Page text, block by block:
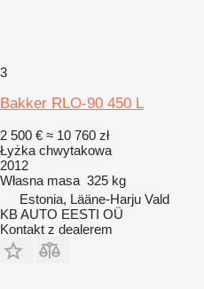
3
Bakker RLO-90 450 L
2 500 € ≈ 10 760 zł
Łyżka chwytakowa
2012
Własna masa 325 kg
Estonia, Lääne-Harju Vald
KB AUTO EESTI OÜ
Kontakt z dealerem